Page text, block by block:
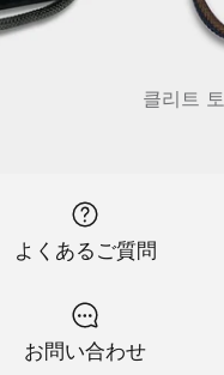
클리트
よくあるご質問
お問い合わせ